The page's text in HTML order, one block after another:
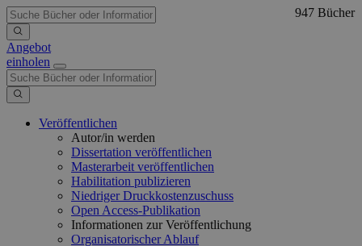
Angebot
einholen
Veröffentlichen
Autor/in werden
Dissertation veröffentlichen
Masterarbeit veröffentlichen
Habilitation publizieren
Niedriger Druckkostenzuschuss
Open Access-Publikation
Informationen zur Veröffentlichung
Organisatorischer Ablauf
947 Bücher